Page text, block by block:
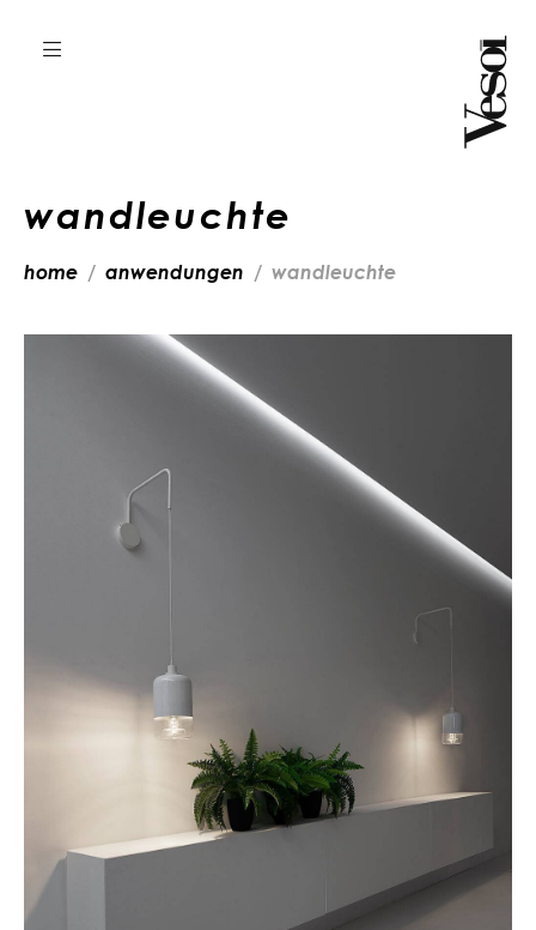
wandleuchte
home anwendungen wandleuchte